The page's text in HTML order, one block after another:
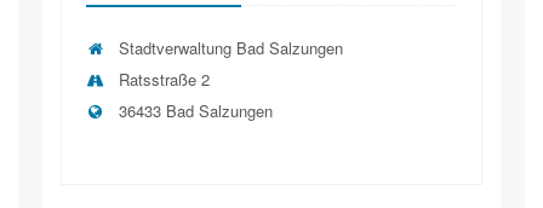
Stadtverwaltung Bad Salzungen
Ratsstraße 2
36433 Bad Salzungen